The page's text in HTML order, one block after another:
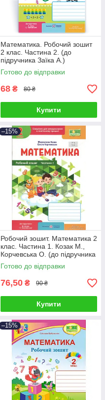
Математика. Робочий зошит
2 клас. Частина 2. (до
підручника Заїка А.)
Готово до відправки
68 ₴ 80 ₴
Купити
–15%
Робочий зошит. Математика 2
клас. Частина 1. Козак М.,
Корчевська О. (до підручника
Козак, Корчевська)
Готово до відправки
76,50 ₴ 90 ₴
Купити
–15%